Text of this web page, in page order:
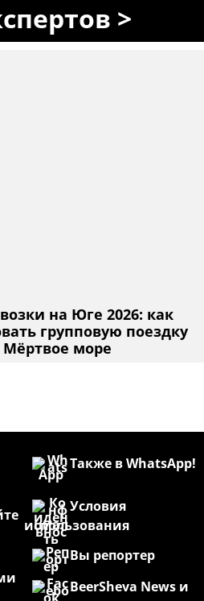
>
на Юге 2026: как
групповую поездку
Мёртвое море
Также в WhatsApp!
Условия
использования
Вы репортер
BeerSheva News и